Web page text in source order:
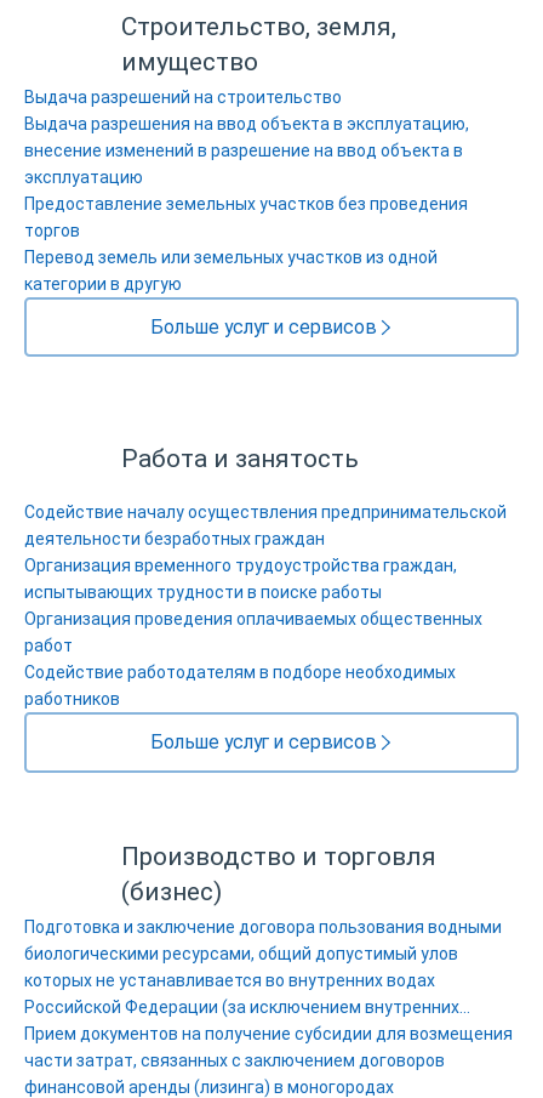
Строительство, земля,
имущество
Выдача разрешений на строительство
Выдача разрешения на ввод объекта в эксплуатацию,
внесение изменений в разрешение на ввод объекта в
эксплуатацию
Предоставление земельных участков без проведения
торгов
Перевод земель или земельных участков из одной
категории в другую
Больше услуг и сервисов
Работа и занятость
Содействие началу осуществления предпринимательской
деятельности безработных граждан
Организация временного трудоустройства граждан,
испытывающих трудности в поиске работы
Организация проведения оплачиваемых общественных
работ
Содействие работодателям в подборе необходимых
работников
Больше услуг и сервисов
Производство и торговля
(бизнес)
Подготовка и заключение договора пользования водными
биологическими ресурсами, общий допустимый улов
которых не устанавливается во внутренних водах
Российской Федерации (за исключением внутренних
морских вод Российской Федерации)
Прием документов на получение субсидии для возмещения
части затрат, связанных с заключением договоров
финансовой аренды (лизинга) в моногородах